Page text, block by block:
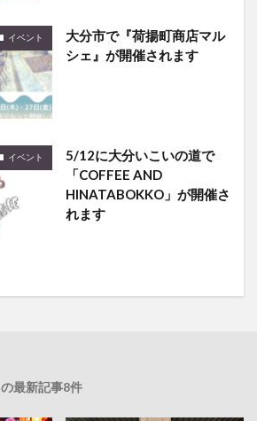
イベント
大分市で『荷揚町商店マル
シェ』が開催されます
イベント
5/12に大分いこいの道で
「COFFEE AND
HINATABOKKO」が開催さ
れます
の最新記事8件